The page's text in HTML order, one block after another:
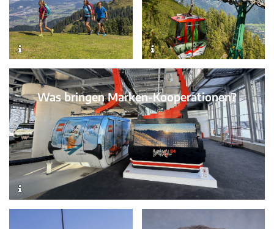
Was bringen Marken-Kooperationen?